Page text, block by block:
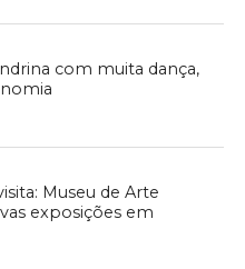
com muita dança,
Museu de Arte
exposições em